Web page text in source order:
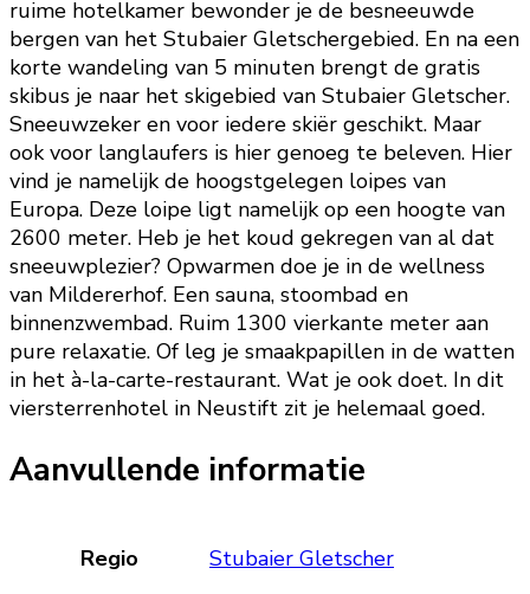
ruime hotelkamer bewonder je de besneeuwde
bergen van het Stubaier Gletschergebied. En na een
korte wandeling van 5 minuten brengt de gratis
skibus je naar het skigebied van Stubaier Gletscher.
Sneeuwzeker en voor iedere skiër geschikt. Maar
ook voor langlaufers is hier genoeg te beleven. Hier
vind je namelijk de hoogstgelegen loipes van
Europa. Deze loipe ligt namelijk op een hoogte van
2600 meter. Heb je het koud gekregen van al dat
sneeuwplezier? Opwarmen doe je in de wellness
van Mildererhof. Een sauna, stoombad en
binnenzwembad. Ruim 1300 vierkante meter aan
pure relaxatie. Of leg je smaakpapillen in de watten
in het à-la-carte-restaurant. Wat je ook doet. In dit
viersterrenhotel in Neustift zit je helemaal goed.
Aanvullende informatie
Regio Stubaier Gletscher